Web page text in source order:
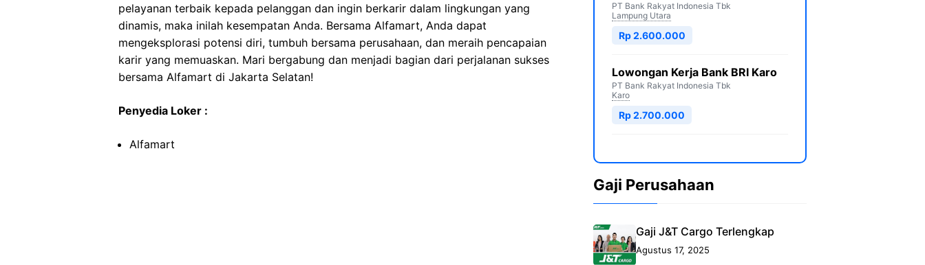
pelayanan terbaik kepada pelanggan dan ingin berkarir dalam lingkungan yang
dinamis, maka inilah kesempatan Anda. Bersama Alfamart, Anda dapat
mengeksplorasi potensi diri, tumbuh bersama perusahaan, dan meraih pencapaian
karir yang memuaskan. Mari bergabung dan menjadi bagian dari perjalanan sukses
bersama Alfamart di Jakarta Selatan!
Penyedia Loker :
Alfamart
PT Bank Rakyat Indonesia Tbk
Lampung Utara
Rp 2.600.000
Lowongan Kerja Bank BRI Karo
PT Bank Rakyat Indonesia Tbk
Karo
Rp 2.700.000
Gaji Perusahaan
Gaji J&T Cargo Terlengkap
Agustus 17, 2025